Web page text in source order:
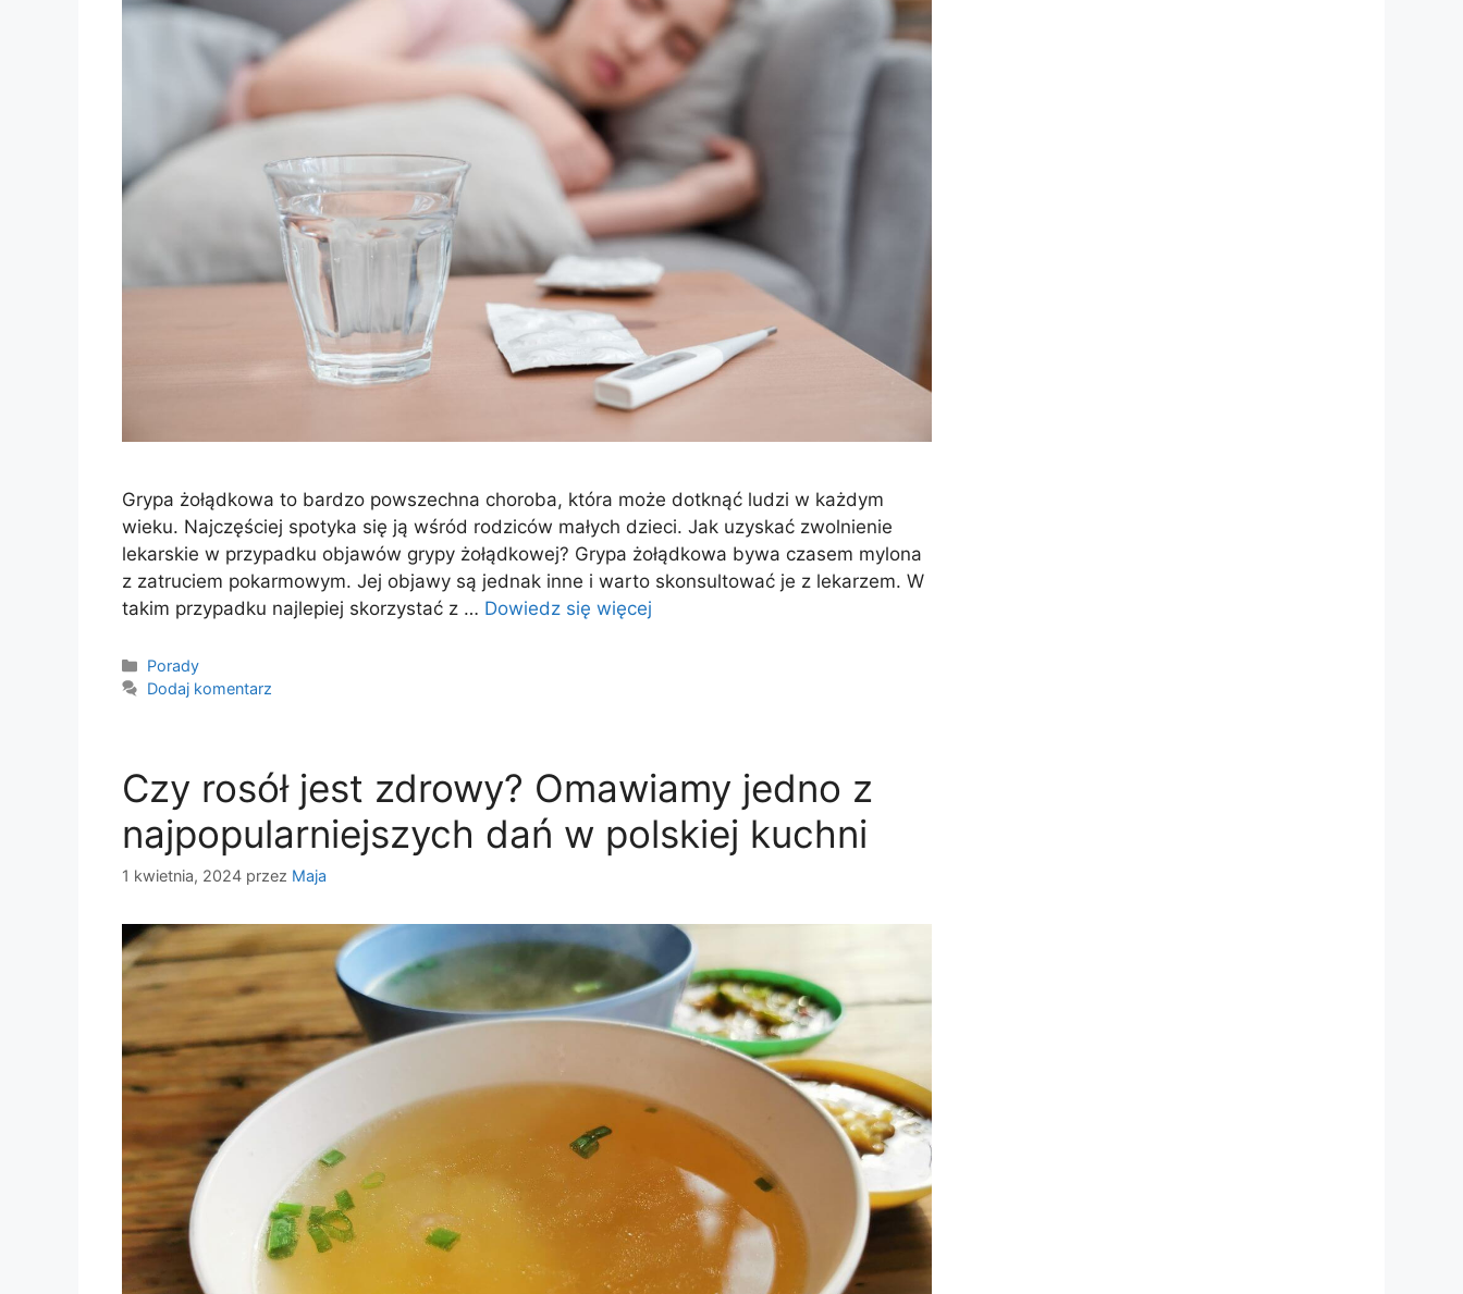
Grypa żołądkowa to bardzo powszechna choroba, która może dotknąć ludzi w każdym
wieku. Najczęściej spotyka się ją wśród rodziców małych dzieci. Jak uzyskać zwolnienie
lekarskie w przypadku objawów grypy żołądkowej? Grypa żołądkowa bywa czasem mylona
z zatruciem pokarmowym. Jej objawy są jednak inne i warto skonsultować je z lekarzem. W
takim przypadku najlepiej skorzystać z … Dowiedz się więcej
Kategorie
Porady
Dodaj komentarz
Czy rosół jest zdrowy? Omawiamy jedno z
najpopularniejszych dań w polskiej kuchni
1 kwietnia, 2024 przez Maja